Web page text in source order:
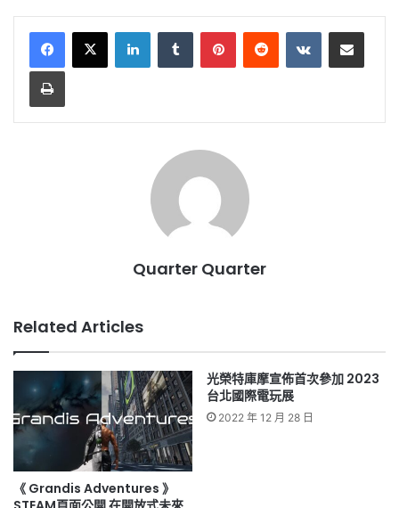
LinkedInTumblr PinterestReddit VKontakteShare via Email
Print
Quarter Quarter
Related Articles
《 Grandis Adventures 》
光榮特庫摩宣佈首次參加 2023
台北國際電玩展
2022 年 12 月 28 日